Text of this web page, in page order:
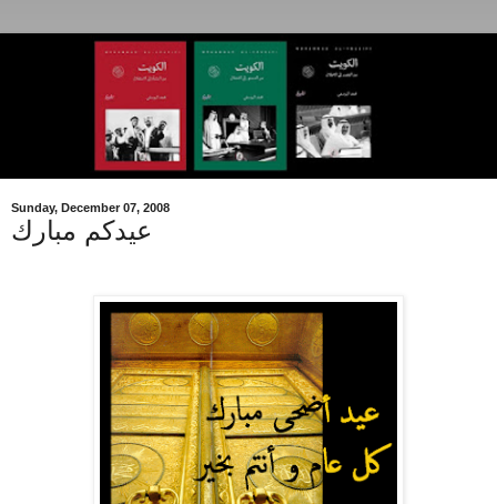
Sunday, December 07, 2008
عيدكم مبارك